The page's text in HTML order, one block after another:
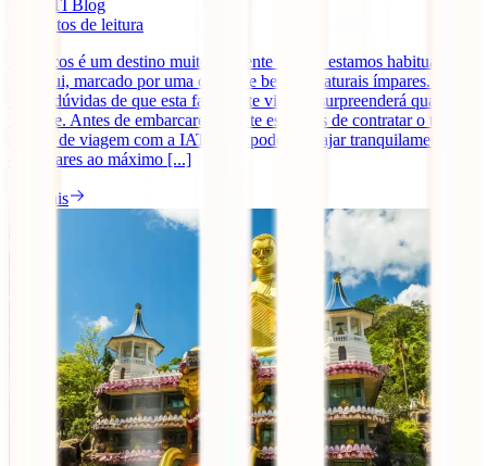
IATI Blog
minutos de leitura
Marrocos é um destino muito diferente do que estamos habituados
por aqui, marcado por uma cultura e belezas naturais ímpares. Não
temos dúvidas de que esta fascinante viagem surpreenderá qualquer
viajante. Antes de embarcares, não te esqueças de contratar o teu
seguro de viagem com a IATI para poderes viajar tranquilamente e
desfrutares ao máximo [...]
Ler mais